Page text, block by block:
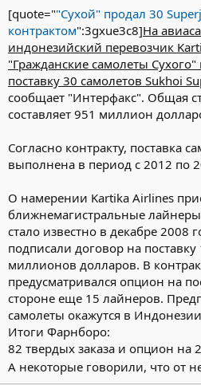
поставки в протоколе определен на
Сумма сделки сторонами не
исходить из каталожной стоимости
обойдется тайской стороне в 760
"Сухому" уже удалось подписать в
Фарнборо один крупный контракт.
авиапроизводитель продал
[quote=""Сухой" продал 30
контрактом":3gxue3c8]На
индонезийский перевозчик
"Гражданские самолеты
поставку 30 самолетов Sukhoi
сообщает "Интерфакс". Общая
составляет 951 миллион
Согласно контракту, поставка
выполнена в период с 2012 по
О намерении Kartika Airlines
ближнемагистральные
стало известно в декабре 2008
подписали договор на
миллионов долларов. В
предусматривался опцион на
стороне еще 15 лайнеров.
самолеты окажутся в
Итоги Фарнборо:
82 твердых заказа и опцион на
А некоторые говорили, что от